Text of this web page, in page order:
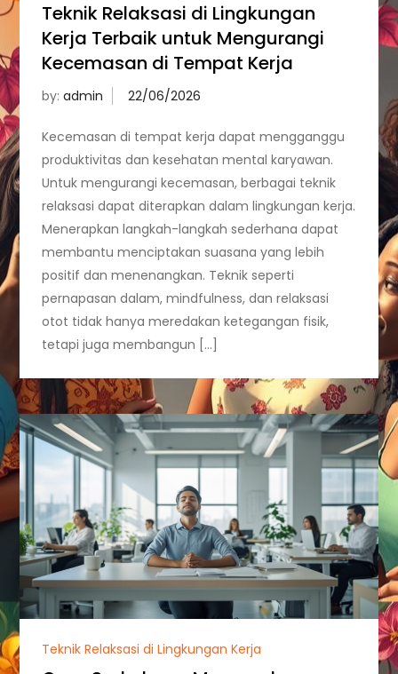
Teknik Relaksasi di Lingkungan
Kerja Terbaik untuk Mengurangi
Kecemasan di Tempat Kerja
by:admin
Kecemasan di tempat kerja dapat mengganggu
produktivitas dan kesehatan mental karyawan.
Untuk mengurangi kecemasan, berbagai teknik
relaksasi dapat diterapkan dalam lingkungan kerja.
Menerapkan langkah-langkah sederhana dapat
membantu menciptakan suasana yang lebih
positif dan menenangkan. Teknik seperti
pernapasan dalam, mindfulness, dan relaksasi
otot tidak hanya meredakan ketegangan fisik,
tetapi juga membangun […]
Teknik Relaksasi di Lingkungan Kerja